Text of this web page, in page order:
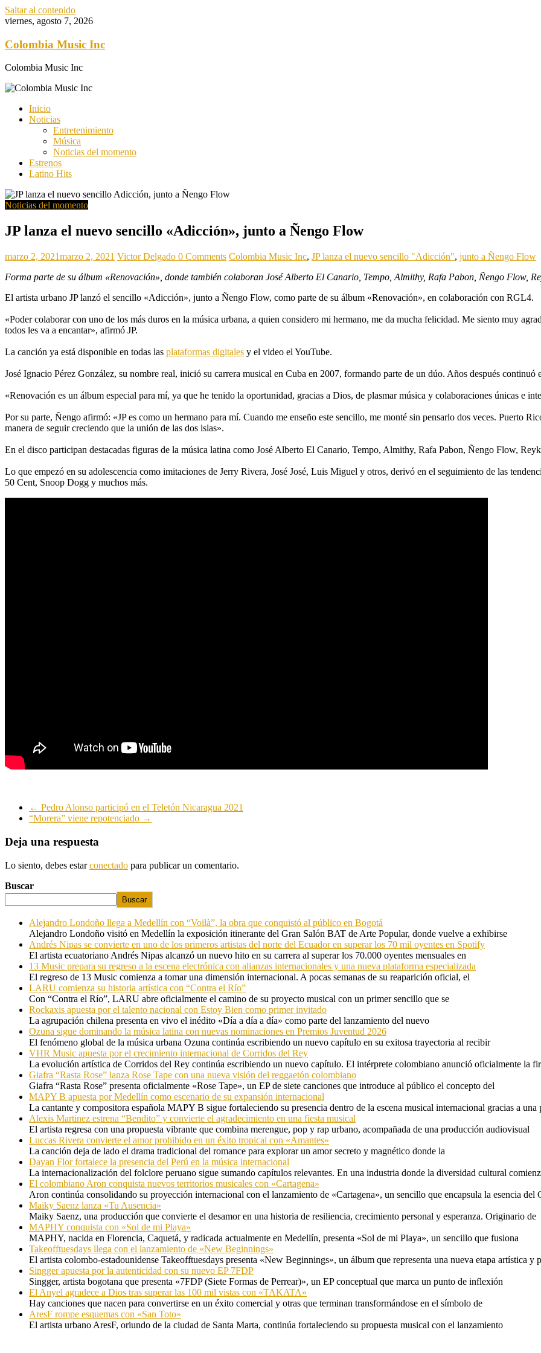
Saltar al contenido
viernes, agosto 7, 2026
Colombia Music Inc
Colombia Music Inc
Inicio
Noticias
Entretenimiento
Música
Noticias del momento
Estrenos
Latino Hits
Noticias del momento
JP lanza el nuevo sencillo «Adicción», junto a Ñengo Flow
marzo 2, 2021marzo 2, 2021 Victor Delgado 0 Comments Colombia Music Inc, JP lanza el nuevo sencillo "Adicción", junto a Ñengo Flow
Forma parte de su álbum «Renovación», donde también colaboran José Alberto El Canario, Tempo, Almithy, Rafa Pabon, Ñengo Flow,
El artista urbano JP lanzó el sencillo «Adicción», junto a Ñengo Flow, como parte de su álbum «Renovación», en colaboración con RGL4.
«Poder colaborar con uno de los más duros en la música urbana, a quien considero mi hermano, me da mucha felicidad. Me siento muy
todos les va a encantar», afirmó JP.
La canción ya está disponible en todas las plataformas digitales y el video el YouTube.
José Ignacio Pérez González, su nombre real, inició su carrera musical en Cuba en 2007, formando parte de un dúo. Años después continuó
«Renovación es un álbum especial para mí, ya que he tenido la oportunidad, gracias a Dios, de plasmar música y colaboraciones únicas e
Por su parte, Ñengo afirmó: «JP es como un hermano para mí. Cuando me enseño este sencillo, me monté sin pensarlo dos veces. Puerto
manera de seguir creciendo que la unión de las dos islas».
En el disco participan destacadas figuras de la música latina como José Alberto El Canario, Tempo, Almithy, Rafa Pabon, Ñengo Flow,
Lo que empezó en su adolescencia como imitaciones de Jerry Rivera, José José, Luis Miguel y otros, derivó en el seguimiento de las
50 Cent, Snoop Dogg y muchos más.
← Pedro Alonso participó en el Teletón Nicaragua 2021
“Morera” viene repotenciado →
Deja una respuesta
Lo siento, debes estarconectado para publicar un comentario.
Buscar
Buscar
Alejandro Londoño llega a Medellín con “Voilà”, la obra que conquistó al público en Bogotá
Alejandro Londoño visitó en Medellín la exposición itinerante del Gran Salón BAT de Arte Popular, donde vuelve a exhibirse
Andrés Nipas se convierte en uno de los primeros artistas del norte del Ecuador en superar los 70 mil oyentes en Spotify
El artista ecuatoriano Andrés Nipas alcanzó un nuevo hito en su carrera al superar los 70.000 oyentes mensuales en
13 Music prepara su regreso a la escena electrónica con alianzas internacionales y una nueva plataforma especializada
El regreso de 13 Music comienza a tomar una dimensión internacional. A pocas semanas de su reaparición oficial, el
LARU comienza su historia artística con “Contra el Río”
Con “Contra el Río”, LARU abre oficialmente el camino de su proyecto musical con un primer sencillo que se
Rockaxis apuesta por el talento nacional con Estoy Bien como primer invitado
La agrupación chilena presenta en vivo el inédito «Día a día a día» como parte del lanzamiento del nuevo
Ozuna sigue dominando la música latina con nuevas nominaciones en Premios Juventud 2026
El fenómeno global de la música urbana Ozuna continúa escribiendo un nuevo capítulo en su exitosa trayectoria al recibir
VHR Music apuesta por el crecimiento internacional de Corridos del Rey
La evolución artística de Corridos del Rey continúa escribiendo un nuevo capítulo. El intérprete colombiano anunció oficialmente la
Giafra “Rasta Rose” lanza Rose Tape con una nueva visión del reggaetón colombiano
Giafra “Rasta Rose” presenta oficialmente «Rose Tape», un EP de siete canciones que introduce al público el concepto del
MAPY B apuesta por Medellín como escenario de su expansión internacional
La cantante y compositora española MAPY B sigue fortaleciendo su presencia dentro de la escena musical internacional gracias a una
Alexis Martinez estrena “Bendito” y convierte el agradecimiento en una fiesta musical
El artista regresa con una propuesta vibrante que combina merengue, pop y rap urbano, acompañada de una producción audiovisual
Luccas Rivera convierte el amor prohibido en un éxito tropical con «Amantes»
La canción deja de lado el drama tradicional del romance para explorar un amor secreto y magnético donde la
Dayan Flor fortalece la presencia del Perú en la música internacional
La internacionalización del folclore peruano sigue sumando capítulos relevantes. En una industria donde la diversidad cultural
El colombiano Aron conquista nuevos territorios musicales con «Cartagena»
Aron continúa consolidando su proyección internacional con el lanzamiento de «Cartagena», un sencillo que encapsula la esencia del
Maiky Saenz lanza «Tu Ausencia»
Maiky Saenz, una producción que convierte el desamor en una historia de resiliencia, crecimiento personal y esperanza. Originario de
MAPHY conquista con «Sol de mi Playa»
MAPHY, nacida en Florencia, Caquetá, y radicada actualmente en Medellín, presenta «Sol de mi Playa», un sencillo que fusiona
Takeofftuesdays llega con el lanzamiento de «New Beginnings»
El artista colombo-estadounidense Takeofftuesdays presenta «New Beginnings», un álbum que representa una nueva etapa artística y
Singger apuesta por la autenticidad con su nuevo EP 7FDP
Singger, artista bogotana que presenta «7FDP (Siete Formas de Perrear)», un EP conceptual que marca un punto de inflexión
El Anyel agradece a Dios tras superar las 100 mil vistas con «TAKATA»
Hay canciones que nacen para convertirse en un éxito comercial y otras que terminan transformándose en el símbolo de
AresF rompe esquemas con «San Toto»
El artista urbano AresF, oriundo de la ciudad de Santa Marta, continúa fortaleciendo su propuesta musical con el lanzamiento